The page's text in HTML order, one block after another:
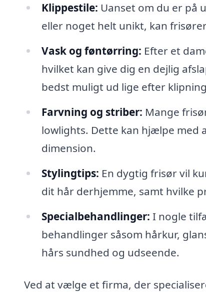
Klippestile: Uanset om du er på
eller noget helt unikt, kan
Vask og føntørring: Efter et
hvilket kan give dig en dejlig
bedst muligt ud lige efter
Farvning og striber: Mange
lowlights. Dette kan hjælpe med
dimension.
Stylingtips: En dygtig frisør vil
dit hår derhjemme, samt hvilke
Specialbehandlinger: I nogle
behandlinger såsom hårkur,
hårs sundhed og udseende.
Ved at vælge et firma, der